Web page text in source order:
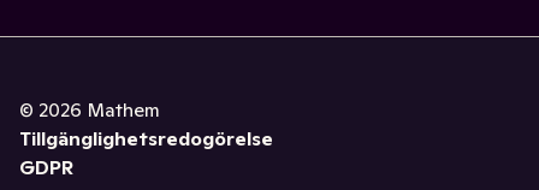
© 2026 Mathem
Tillgänglighetsredogörelse
GDPR